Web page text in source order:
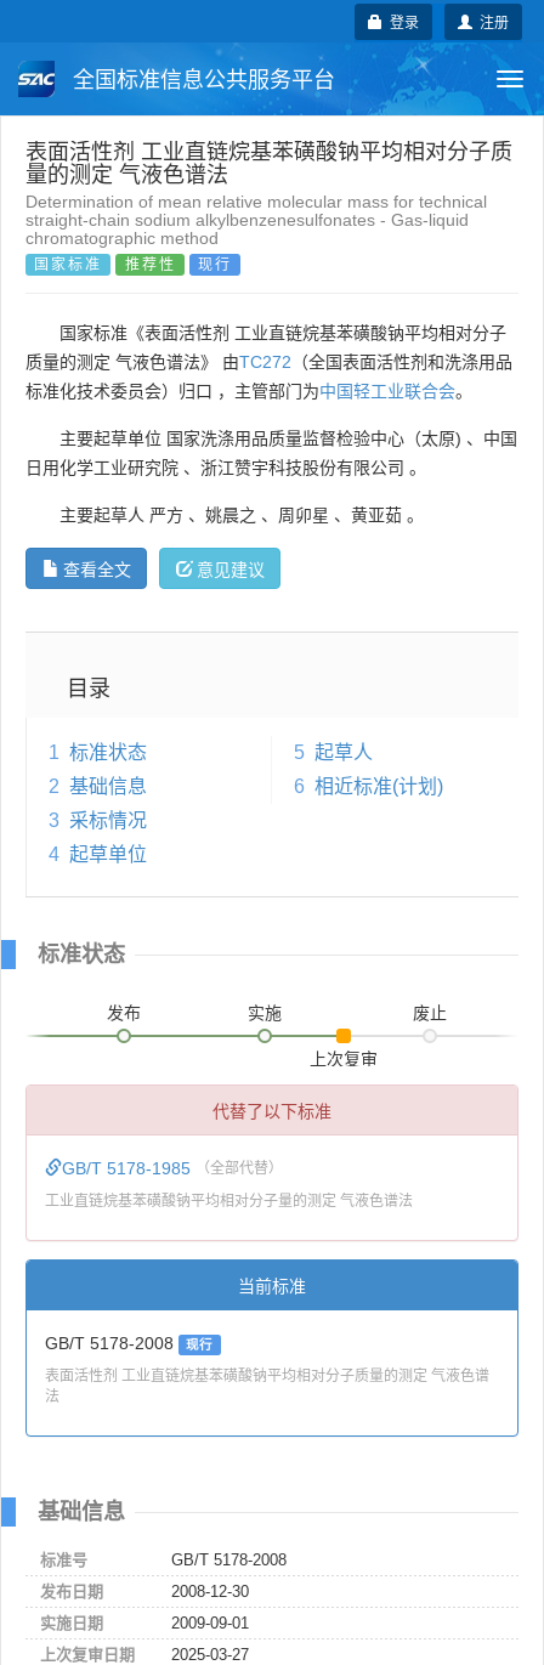
注册
登录
全国标准信息公共服务平台
国家标准 行业标准 地方标准
团体标准 企业标准 国际标准
国外标准 技术委员会
表面活性剂 工业直链烷基苯磺酸钠平均相对分子质
量的测定 气液色谱法
Determination of mean relative molecular mass for technical
straight-chain sodium alkylbenzenesulfonates - Gas-liquid
chromatographic method
国家标准 推荐性 现行
国家标准《表面活性剂 工业直链烷基苯磺酸钠平均相对分子
质量的测定 气液色谱法》 由TC272 （全国表面活性剂和洗涤用品
标准化技术委员会）归口 ，主管部门为中国轻工业联合会。
主要起草单位 国家洗涤用品质量监督检验中心（太原) 、 中国
日用化学工业研究院 、 浙江赞宇科技股份有限公司 。
主要起草人 严方 、 姚晨之 、 周卯星 、 黄亚茹 。
查看全文 意见建议
目录
1 标准状态
2 基础信息
3 采标情况
4 起草单位
5 起草人
6 相近标准(计划)
标准状态
发布 实施
上次复审
废止
代替了以下标准
GB/T 5178-1985 （全部代替）
工业直链烷基苯磺酸钠平均相对分子量的测定 气液色谱法
当前标准
GB/T 5178-2008 现行
表面活性剂 工业直链烷基苯磺酸钠平均相对分子质量的测定 气液色谱
法
基础信息
标准号
GB/T 5178-2008
发布日期
2008-12-30
实施日期
2009-09-01
上次复审日期
2025-03-27